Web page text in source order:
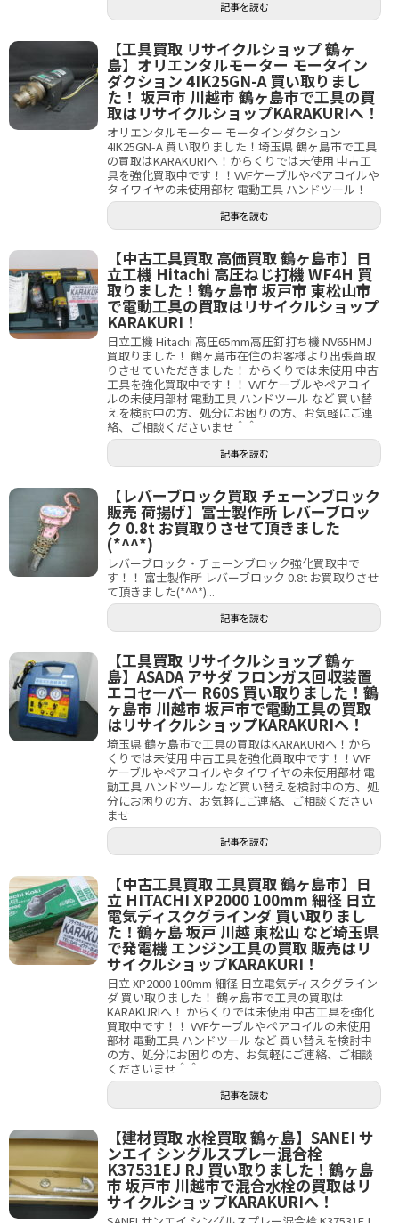
記事を読む
【工具買取 リサイクルショップ 鶴ヶ
島】オリエンタルモーター モータイン
ダクション 4IK25GN-A 買い取りまし
た！ 坂戸市 川越市 鶴ヶ島市で工具の買
取はリサイクルショップKARAKURIへ！
オリエンタルモーター モータインダクション
4IK25GN-A 買い取りました！埼玉県 鶴ヶ島市で工具
の買取はKARAKURIへ！からくりでは未使用 中古工
具を強化買取中です！！VVFケーブルやペアコイルや
タイワイヤの未使用部材 電動工具 ハンドツール！
記事を読む
【中古工具買取 高価買取 鶴ヶ島市】日
立工機 Hitachi 高圧ねじ打機 WF4H 買
取りました！鶴ヶ島市 坂戸市 東松山市
で電動工具の買取はリサイクルショップ
KARAKURI！
日立工機 Hitachi 高圧65mm高圧釘打ち機 NV65HMJ
買取りました！ 鶴ヶ島市在住のお客様より出張買取
りさせていただきました！ からくりでは未使用 中古
工具を強化買取中です！！ VVFケーブルやペアコイ
ルの未使用部材 電動工具 ハンドツール など 買い替
えを検討中の方、処分にお困りの方、お気軽にご連
絡、ご相談くださいませ＾＾
記事を読む
【レバーブロック買取 チェーンブロック
販売 荷揚げ】富士製作所 レバーブロッ
ク 0.8t お買取りさせて頂きました
(*^^*)
レバーブロック・チェーンブロック強化買取中で
す！！ 富士製作所 レバーブロック 0.8t お買取りさせ
て頂きました(*^^*)...
記事を読む
【工具買取 リサイクルショップ 鶴ヶ
島】ASADA アサダ フロンガス回収装置
エコセーバー R60S 買い取りました！鶴
ヶ島市 川越市 坂戸市で電動工具の買取
はリサイクルショップKARAKURIへ！
埼玉県 鶴ヶ島市で工具の買取はKARAKURIへ！から
くりでは未使用 中古工具を強化買取中です！！VVF
ケーブルやペアコイルやタイワイヤの未使用部材 電
動工具 ハンドツール など買い替えを検討中の方、処
分にお困りの方、お気軽にご連絡、ご相談ください
ませ
記事を読む
【中古工具買取 工具買取 鶴ヶ島市】日
立 HITACHI XP2000 100mm 細径 日立
電気ディスクグラインダ 買い取りまし
た！鶴ヶ島 坂戸 川越 東松山 など埼玉県
で発電機 エンジン工具の買取 販売はリ
サイクルショップKARAKURI！
日立 XP2000 100mm 細径 日立電気ディスクグライン
ダ 買い取りました！ 鶴ヶ島市で工具の買取は
KARAKURIへ！ からくりでは未使用 中古工具を強化
買取中です！！ VVFケーブルやペアコイルの未使用
部材 電動工具 ハンドツール など 買い替えを検討中
の方、処分にお困りの方、お気軽にご連絡、ご相談
くださいませ＾＾
記事を読む
【建材買取 水栓買取 鶴ヶ島】SANEI サ
ンエイ シングルスプレー混合栓
K37531EJ RJ 買い取りました！鶴ヶ島
市 坂戸市 川越市で混合水栓の買取はリ
サイクルショップKARAKURIへ！